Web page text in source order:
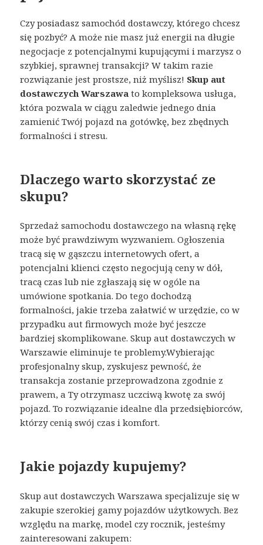
Czy posiadasz samochód dostawczy, którego chcesz
się pozbyć? A może nie masz już energii na długie
negocjacje z potencjalnymi kupującymi i marzysz o
szybkiej, sprawnej transakcji? W takim razie
rozwiązanie jest prostsze, niż myślisz! Skup aut
dostawczych Warszawa to kompleksowa usługa,
która pozwala w ciągu zaledwie jednego dnia
zamienić Twój pojazd na gotówkę, bez zbędnych
formalności i stresu.
Dlaczego warto skorzystać ze
skupu?
Sprzedaż samochodu dostawczego na własną rękę
może być prawdziwym wyzwaniem. Ogłoszenia
tracą się w gąszczu internetowych ofert, a
potencjalni klienci często negocjują ceny w dół,
tracą czas lub nie zgłaszają się w ogóle na
umówione spotkania. Do tego dochodzą
formalności, jakie trzeba załatwić w urzędzie, co w
przypadku aut firmowych może być jeszcze
bardziej skomplikowane. Skup aut dostawczych w
Warszawie eliminuje te problemy.Wybierając
profesjonalny skup, zyskujesz pewność, że
transakcja zostanie przeprowadzona zgodnie z
prawem, a Ty otrzymasz uczciwą kwotę za swój
pojazd. To rozwiązanie idealne dla przedsiębiorców,
którzy cenią swój czas i komfort.
Jakie pojazdy kupujemy?
Skup aut dostawczych Warszawa specjalizuje się w
zakupie szerokiej gamy pojazdów użytkowych. Bez
względu na markę, model czy rocznik, jesteśmy
zainteresowani zakupem: